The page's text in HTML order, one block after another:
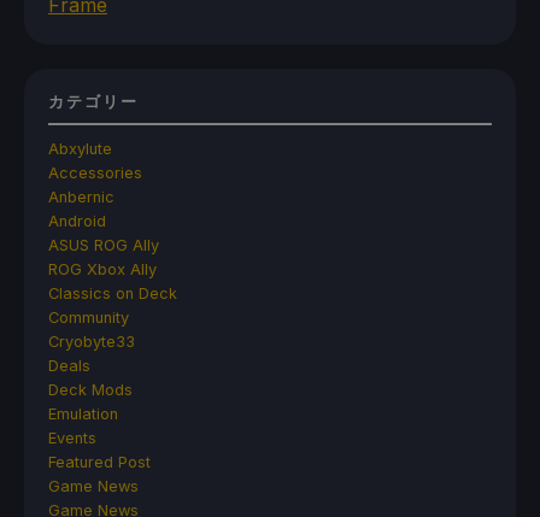
カテゴリー
Abxylute
Accessories
Anbernic
Android
ASUS ROG Ally
ROG Xbox Ally
Classics on Deck
Community
Cryobyte33
Deals
Deck Mods
Emulation
Events
Featured Post
Game News
Game News